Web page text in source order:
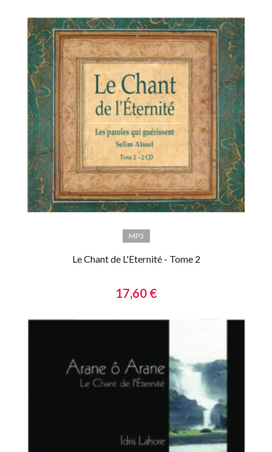
MP3
Le Chant de L'Eternité - Tome 2
17,60 €